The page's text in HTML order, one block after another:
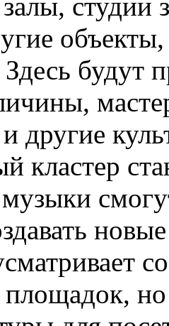
студии
будут
другие
кластер